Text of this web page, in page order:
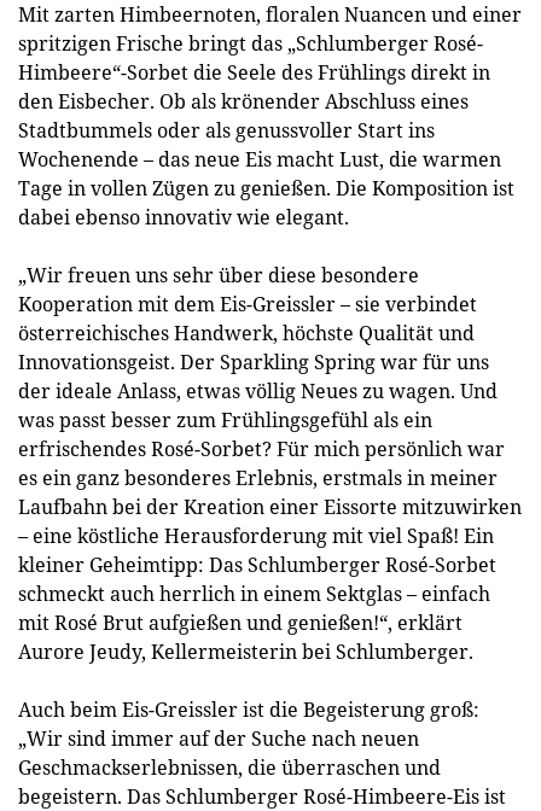
Mit zarten Himbeernoten, floralen Nuancen und einer
spritzigen Frische bringt das „Schlumberger Rosé-
Himbeere“-Sorbet die Seele des Frühlings direkt in
den Eisbecher. Ob als krönender Abschluss eines
Stadtbummels oder als genussvoller Start ins
Wochenende – das neue Eis macht Lust, die warmen
Tage in vollen Zügen zu genießen. Die Komposition ist
dabei ebenso innovativ wie elegant.
„Wir freuen uns sehr über diese besondere
Kooperation mit dem Eis-Greissler – sie verbindet
österreichisches Handwerk, höchste Qualität und
Innovationsgeist. Der Sparkling Spring war für uns
der ideale Anlass, etwas völlig Neues zu wagen. Und
was passt besser zum Frühlingsgefühl als ein
erfrischendes Rosé-Sorbet? Für mich persönlich war
es ein ganz besonderes Erlebnis, erstmals in meiner
Laufbahn bei der Kreation einer Eissorte mitzuwirken
– eine köstliche Herausforderung mit viel Spaß! Ein
kleiner Geheimtipp: Das Schlumberger Rosé-Sorbet
schmeckt auch herrlich in einem Sektglas – einfach
mit Rosé Brut aufgießen und genießen!“, erklärt
Aurore Jeudy, Kellermeisterin bei Schlumberger.
Auch beim Eis-Greissler ist die Begeisterung groß:
„Wir sind immer auf der Suche nach neuen
Geschmackserlebnissen, die überraschen und
begeistern. Das Schlumberger Rosé-Himbeere-Eis ist